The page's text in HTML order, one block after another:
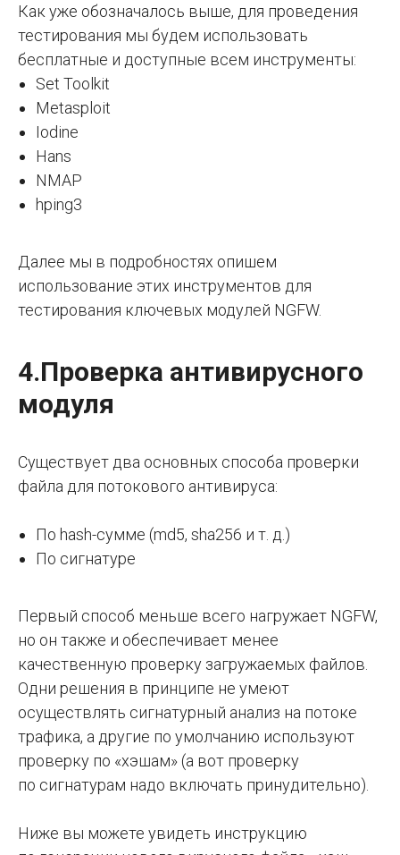
Как уже обозначалось выше, для проведения
тестирования мы будем использовать
бесплатные и доступные всем инструменты:
Set Toolkit
Metasploit
Iodine
Hans
NMAP
hping3
Далее мы в подробностях опишем
использование этих инструментов для
тестирования ключевых модулей NGFW.
4.Проверка антивирусного
модуля
Существует два основных способа проверки
файла для потокового антивируса:
По hash-сумме (md5, sha256 и т. д.)
По сигнатуре
Первый способ меньше всего нагружает NGFW,
но он также и обеспечивает менее
качественную проверку загружаемых файлов.
Одни решения в принципе не умеют
осуществлять сигнатурный анализ на потоке
трафика, а другие по умолчанию используют
проверку по «хэшам» (а вот проверку
по сигнатурам надо включать принудительно).
Ниже вы можете увидеть инструкцию